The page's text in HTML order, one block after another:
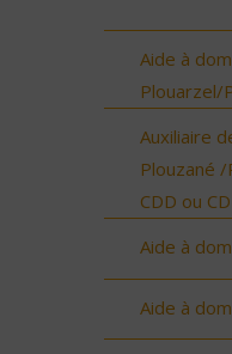
Aide à
Plouarzel/
Auxiliaire
Plouzané
CDD ou
Aide à
Aide à